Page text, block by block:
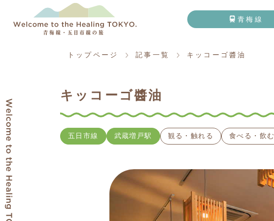
青梅線
トップページ 記事一覧 キッコーゴ醬油
キッコーゴ醬油
五日市線 武蔵増戸駅 観る・触れる 食べる・飲む